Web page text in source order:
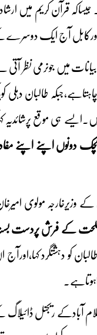
۔ جیساکہ قرآن کریم میں
آج ایک دوسرے
میں جونرمی نظر
طالبان
ہی موقع پرشائدیہ
لچک دونوں اپنے اپنے
کے وزیرِخارجہ
مصلحت کے فرش پردست
کو دہشتگرد
آبادکے ریجنل